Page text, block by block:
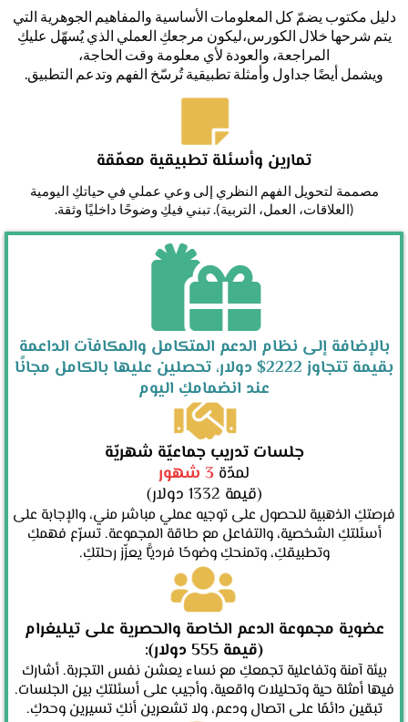
دليل مكتوب يضمّ كل المعلومات الأساسية والمفاهيم الجوهرية التي
يتم شرحها خلال الكورس،ليكون مرجعكِ العملي الذي يُسهّل عليكِ
المراجعة، والعودة لأي معلومة وقت الحاجة،
ويشمل أيضًا جداول وأمثلة تطبيقية تُرسّخ الفهم وتدعم التطبيق.
تمارين وأسئلة تطبيقية معمّقة
مصممة لتحويل الفهم النظري إلى وعي عملي في حياتكِ اليومية
(العلاقات، العمل، التربية). تبني فيكِ وضوحًا داخليًا وثقة.
بالإضافة إلى نظام الدعم المتكامل والمكافآت الداعمة
بقيمة تتجاوز 2222$ دولار، تحصلين عليها بالكامل مجانًا
عند انضمامكِ اليوم
جلسات تدريب جماعيّة شهريّة
لمدّة 3 شهور
(قيمة 1332 دولار)
فرصتكِ الذهبية للحصول على توجيه عملي مباشر مني، والإجابة على
أسئلتكِ الشخصية، والتفاعل مع طاقة المجموعة. تسرّع فهمكِ
وتطبيقكِ، وتمنحكِ وضوحًا فرديًّا يعزّز رحلتكِ.
عضوية مجموعة الدعم الخاصة والحصرية على تيليغرام
(قيمة 555 دولار):
بيئة آمنة وتفاعلية تجمعكِ مع نساء يعشن نفس التجربة. أشارك
فيها أمثلة حية وتحليلات واقعية، وأجيب على أسئلتكِ بين الجلسات.
تبقين دائمًا على اتصال ودعم، ولا تشعرين أنكِ تسيرين وحدكِ.